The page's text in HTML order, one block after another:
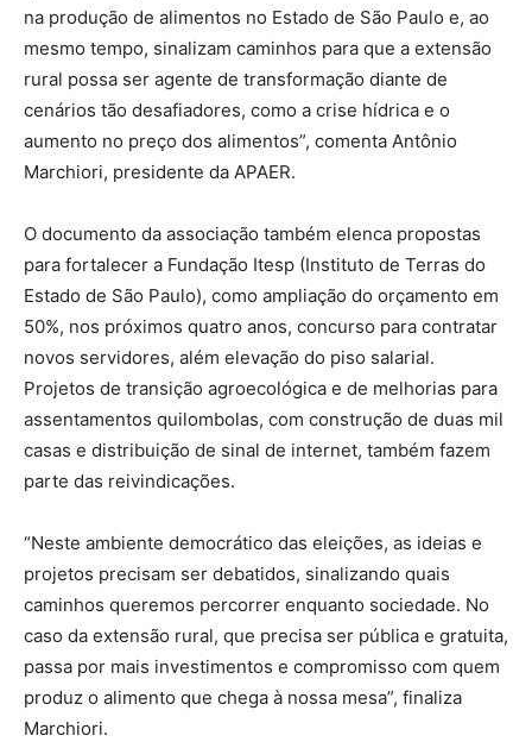
na produção de alimentos no Estado de São Paulo e, ao
mesmo tempo, sinalizam caminhos para que a extensão
rural possa ser agente de transformação diante de
cenários tão desafiadores, como a crise hídrica e o
aumento no preço dos alimentos”, comenta Antônio
Marchiori, presidente da APAER.
O documento da associação também elenca propostas
para fortalecer a Fundação Itesp (Instituto de Terras do
Estado de São Paulo), como ampliação do orçamento em
50%, nos próximos quatro anos, concurso para contratar
novos servidores, além elevação do piso salarial.
Projetos de transição agroecológica e de melhorias para
assentamentos quilombolas, com construção de duas mil
casas e distribuição de sinal de internet, também fazem
parte das reivindicações.
“Neste ambiente democrático das eleições, as ideias e
projetos precisam ser debatidos, sinalizando quais
caminhos queremos percorrer enquanto sociedade. No
caso da extensão rural, que precisa ser pública e gratuita,
passa por mais investimentos e compromisso com quem
produz o alimento que chega à nossa mesa”, finaliza
Marchiori.